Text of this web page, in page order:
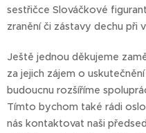
sestřičce Slováčkové
zranění či zástavy dechu při
Ještě jednou děkujeme
za jejich zájem o
budoucnu rozšíříme
Tímto bychom také rádi
nás kontaktovat naši